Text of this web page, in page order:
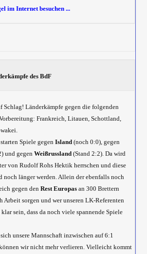
im Internet besuchen ...
des BdF
Schlag! Länderkämpfe gegen die folgenden
Frankreich, Litauen, Schottland,
Spiele gegen Island (noch 0:0), gegen
und gegenWeißrussland (Stand 2:2). Da wird
von Rudolf Rohs Hektik herrschen und diese
noch länger werden. Allein der ebenfalls noch
gegen denRest Europas an 300 Brettern
Arbeit sorgen und wer unseren LK-Referenten
sein, dass da noch viele spannende Spiele
unsere Mannschaft inzwischen auf 6:1
wir nicht mehr verlieren. Vielleicht kommt